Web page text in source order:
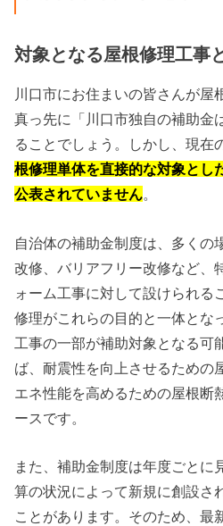
対象となる屋根修理工事
川口市にお住まいの皆さんが屋
真っ先に「川口市独自の補助金
ることでしょう。しかし、現在
根修理単体を直接的な対象とし
公表されていません。
自治体の補助金制度は、多くの
改修、バリアフリー改修など、
ォーム工事に対して設けられる
修理がこれらの目的と一体とな
工事の一部が補助対象となる可
ば、耐震性を向上させるための
エネ性能を高めるための屋根断
ースです。
また、補助金制度は年度ごとに
算の状況によって新規に創設さ
ことがあります。そのため、最